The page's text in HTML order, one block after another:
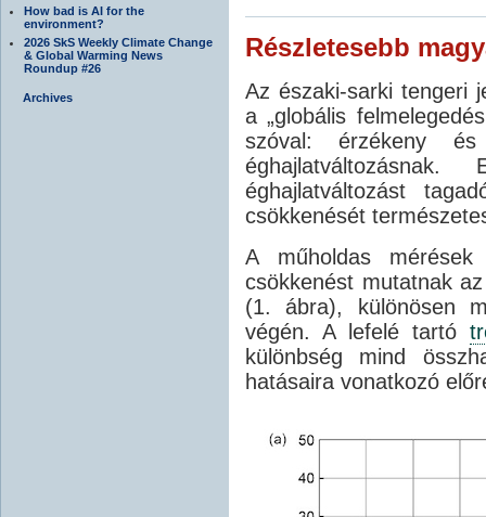
How bad is AI for the
environment?
2026 SkS Weekly Climate Change
& Global Warming News
Roundup #26
Archives
Részletesebb
Az északi-sarki tengeri
a „globális
szóval: érzékeny
éghajlatváltozást
csökkenését
A műholdas
csökkenést mutatnak
(1. ábra), különösen
végén. A lefelé tartó
különbség mind
hatásaira vonatkozó